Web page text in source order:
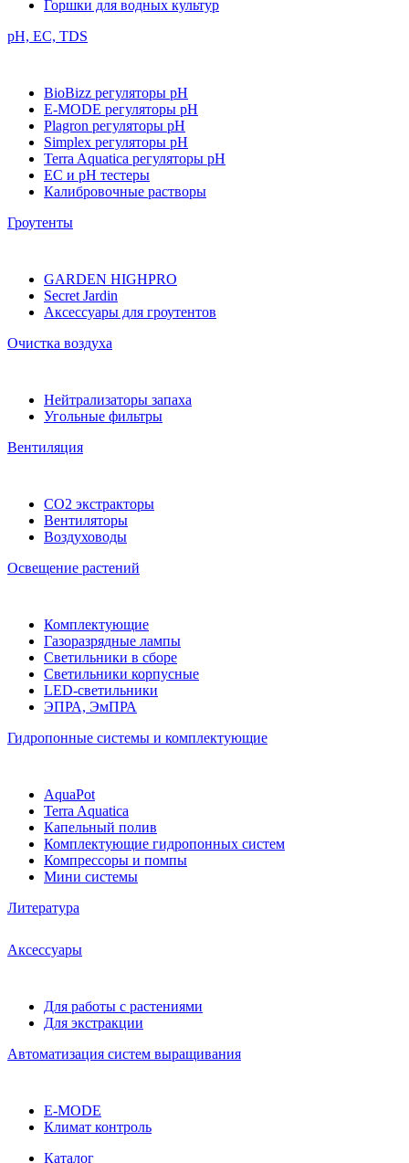
Горшки для водных культур
pH, EC, TDS
BioBizz регуляторы pH
E-MODE регуляторы pH
Plagron регуляторы pH
Simplex регуляторы pH
Terra Aquatica регуляторы pH
EC и pH тестеры
Калибровочные растворы
Гроутенты
GARDEN HIGHPRO
Secret Jardin
Аксессуары для гроутентов
Очистка воздуха
Нейтрализаторы запаха
Угольные фильтры
Вентиляция
CO2 экстракторы
Вентиляторы
Воздуховоды
Освещение растений
Комплектующие
Газоразрядные лампы
Светильники в сборе
Светильники корпусные
LED-светильники
ЭПРА, ЭмПРА
Гидропонные системы и комплектующие
AquaPot
Terra Aquatica
Капельный полив
Комплектующие гидропонных систем
Компрессоры и помпы
Мини системы
Литература
Аксессуары
Для работы с растениями
Для экстракции
Автоматизация систем выращивания
E-MODE
Климат контроль
Каталог